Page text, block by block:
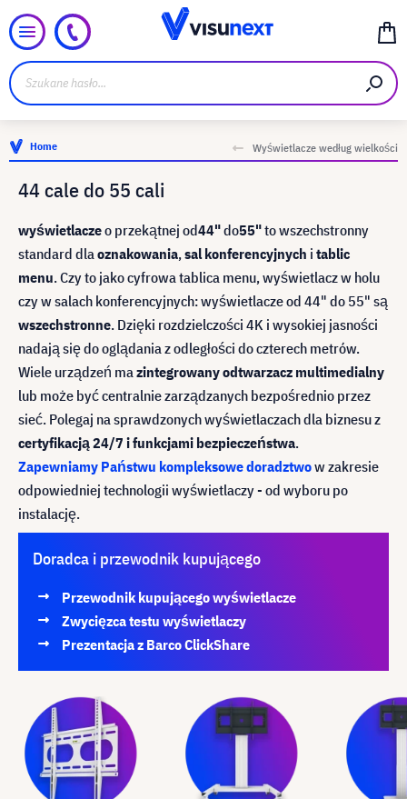
Home Wyświetlacze według wielkości
44 cale do 55 cali
wyświetlaczeo przekątnej od44"do55"to wszechstronny
standard dlaoznakowania,sal konferencyjnych i tablic
menu. Czy to jako cyfrowa tablica menu, wyświetlacz w holu
czy w salach konferencyjnych: wyświetlacze od 44" do 55" są
wszechstronne. Dzięki rozdzielczości 4K i wysokiej jasności
nadają się do oglądania z odległości do czterech metrów.
Wiele urządzeń mazintegrowany odtwarzacz multimedialny
lub może być centralnie zarządzanych bezpośrednio przez
sieć. Polegaj na sprawdzonych wyświetlaczach dla biznesu z
certyfikacją 24/7 i funkcjami bezpieczeństwa.
Zapewniamy Państwu kompleksowe doradztwow zakresie
odpowiedniej technologii wyświetlaczy - od wyboru po
instalację.
Doradca i przewodnik kupującego
Przewodnik kupującego wyświetlacze
Zwycięzca testu wyświetlaczy
Prezentacja z Barco ClickShare